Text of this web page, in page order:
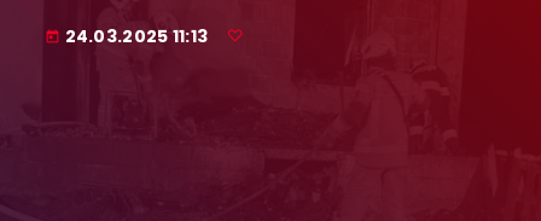
today 24.03.2025 11:13